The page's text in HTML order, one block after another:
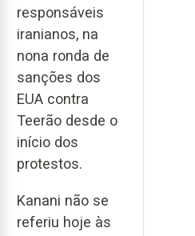
responsáveis
iranianos, na
nona ronda de
sanções dos
EUA contra
Teerão desde o
início dos
protestos.
Kanani não se
referiu hoje às